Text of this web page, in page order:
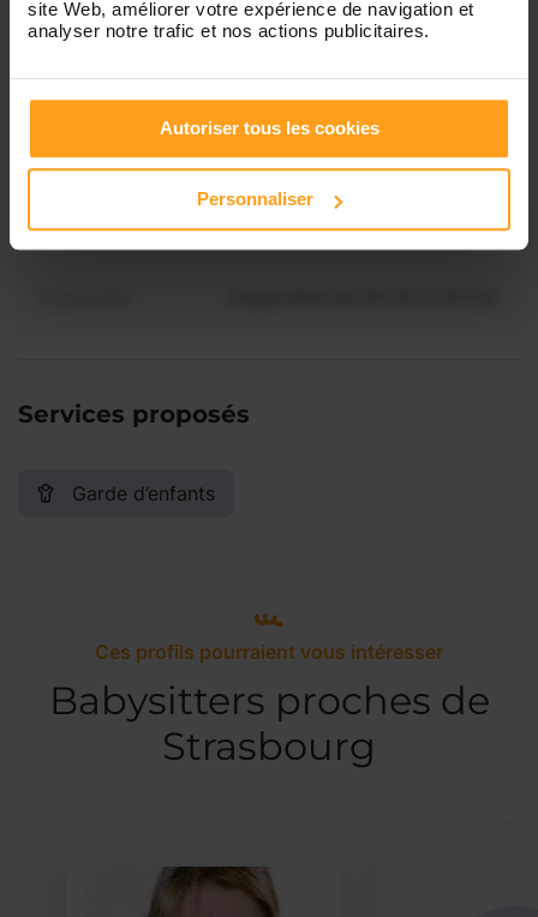
site Web, améliorer votre expérience de navigation et
analyser notre trafic et nos actions publicitaires.
Autoriser tous les cookies
Personnaliser
Samedi Disponible de 00:00 à 00:00
Vous souhaitez connaître les
disponibilités de Elise ?
Services proposés
Garde d’enfants
Ces profils pourraient vous intéresser
Babysitters proches de
Strasbourg